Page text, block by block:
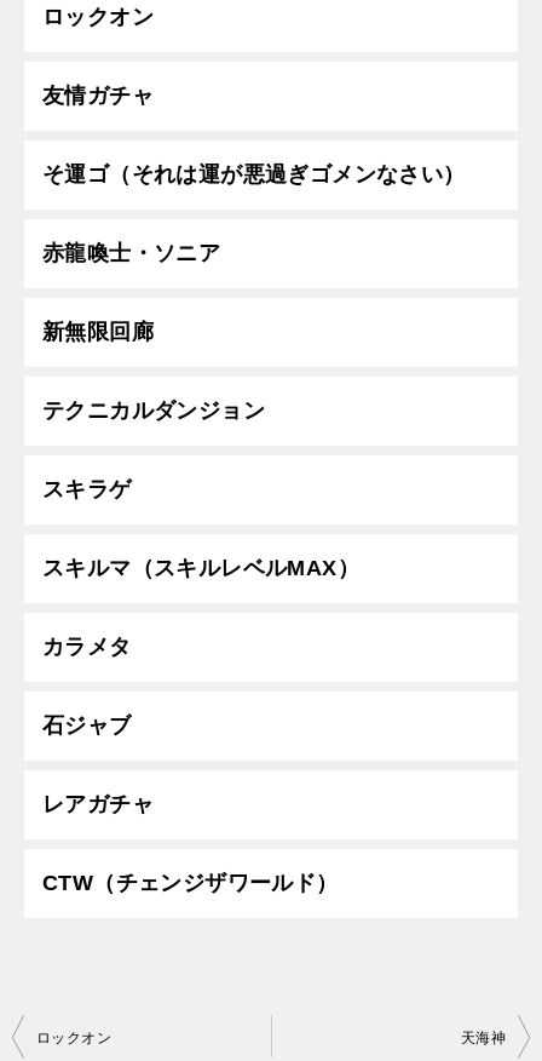
ロックオン
友情ガチャ
そ運ゴ（それは運が悪過ぎゴメンなさい）
赤龍喚士・ソニア
新無限回廊
テクニカルダンジョン
スキラゲ
スキルマ（スキルレベルMAX）
カラメタ
石ジャブ
レアガチャ
CTW（チェンジザワールド）
投
ロックオン 天海神